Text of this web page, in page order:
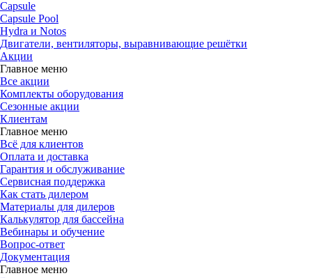
Capsule
Capsule Pool
Hydra и Notos
Двигатели, вентиляторы, выравнивающие решётки
Акции
Главное меню
Все акции
Комплекты оборудования
Сезонные акции
Клиентам
Главное меню
Всё для клиентов
Оплата и доставка
Гарантия и обслуживание
Сервисная поддержка
Как стать дилером
Материалы для дилеров
Калькулятор для бассейна
Вебинары и обучение
Вопрос-ответ
Документация
Главное меню